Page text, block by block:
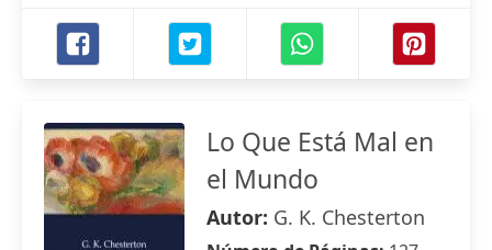
Lo Que Está Mal en
el Mundo
Autor: G. K. Chesterton